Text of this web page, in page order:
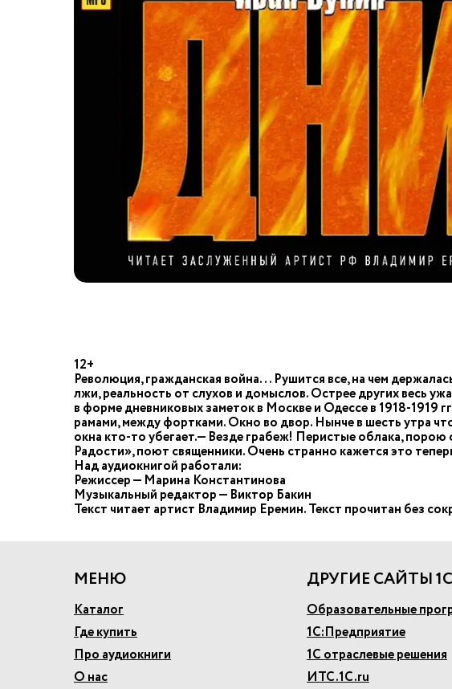
12+
Революция, гражданская война... Рушится все, на чем
лжи, реальность от слухов и домыслов. Острее других весь
в форме дневниковых заметок в Москве и Одессе в 1918-1919
рамами, между фортками. Окно во двор. Нынче в шесть утра
окна кто-то убегает.— Везде грабеж! Перистые облака,
Радости», поют священники. Очень странно кажется это
Над аудиокнигой работали:
Режиссер — Марина Константинова
Музыкальный редактор — Виктор Бакин
Текст читает артист Владимир Еремин. Текст прочитан без
МЕНЮ
Каталог
Где купить
Про аудиокниги
О нас
ДРУГИЕ САЙТЫ 1С
Образовательные
1С:Предприятие
1С отраслевые решения
ИТС.1С.ru